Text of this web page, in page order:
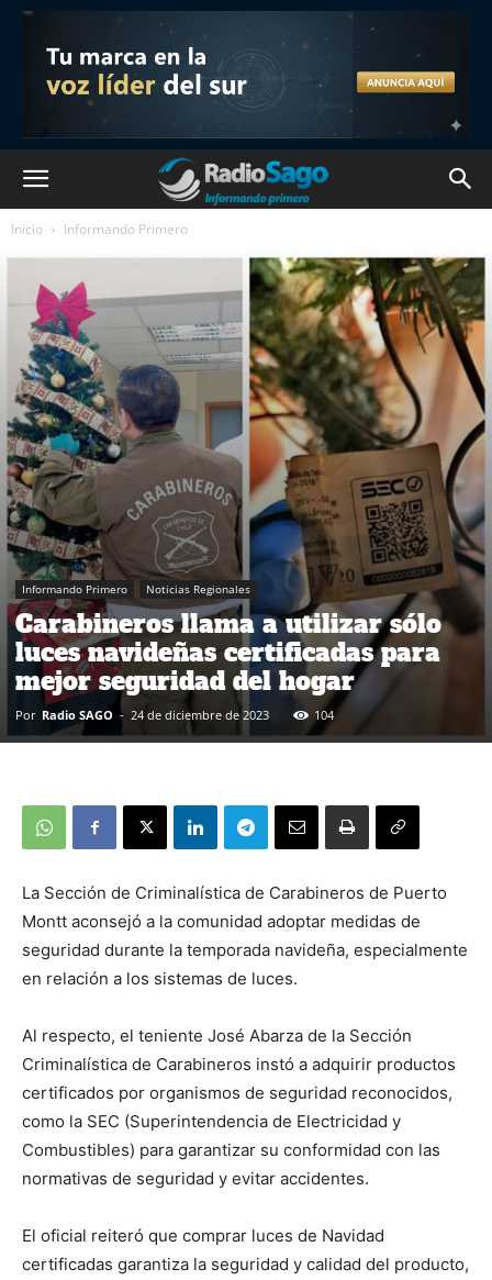
Inicio Informando Primero
Informando Primero Noticias Regionales
Carabineros llama a utilizar sólo
luces navideñas certificadas para
mejor seguridad del hogar
Por Radio SAGO - 24 de diciembre de 2023 104
La Sección de Criminalística de Carabineros de Puerto
Montt aconsejó a la comunidad adoptar medidas de
seguridad durante la temporada navideña, especialmente
en relación a los sistemas de luces.
Al respecto, el teniente José Abarza de la Sección
Criminalística de Carabineros instó a adquirir productos
certificados por organismos de seguridad reconocidos,
como la SEC (Superintendencia de Electricidad y
Combustibles) para garantizar su conformidad con las
normativas de seguridad y evitar accidentes.
El oficial reiteró que comprar luces de Navidad
certificadas garantiza la seguridad y calidad del producto,